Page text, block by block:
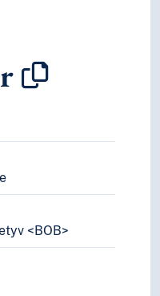
vesener)
<BOB>